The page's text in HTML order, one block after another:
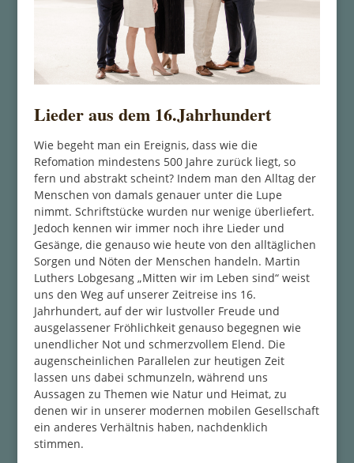
Lieder aus dem 16.Jahrhundert
Wie begeht man ein Ereignis, dass wie die
Refomation mindestens 500 Jahre zurück liegt, so
fern und abstrakt scheint? Indem man den Alltag der
Menschen von damals genauer unter die Lupe
nimmt. Schriftstücke wurden nur wenige überliefert.
Jedoch kennen wir immer noch ihre Lieder und
Gesänge, die genauso wie heute von den alltäglichen
Sorgen und Nöten der Menschen handeln. Martin
Luthers Lobgesang „Mitten wir im Leben sind“ weist
uns den Weg auf unserer Zeitreise ins 16.
Jahrhundert, auf der wir lustvoller Freude und
ausgelassener Fröhlichkeit genauso begegnen wie
unendlicher Not und schmerzvollem Elend. Die
augenscheinlichen Parallelen zur heutigen Zeit
lassen uns dabei schmunzeln, während uns
Aussagen zu Themen wie Natur und Heimat, zu
denen wir in unserer modernen mobilen Gesellschaft
ein anderes Verhältnis haben, nachdenklich
stimmen.